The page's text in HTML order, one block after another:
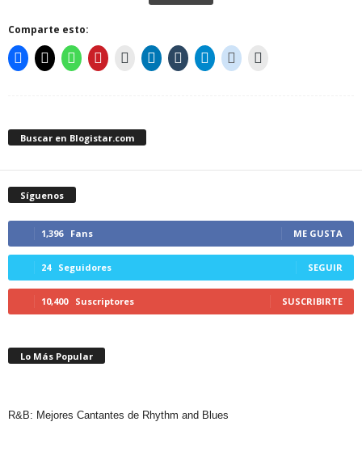
Comparte esto:
Buscar en Blogistar.com
Síguenos
1,396 Fans ME GUSTA
24 Seguidores SEGUIR
10,400 Suscriptores SUSCRIBIRTE
Lo Más Popular
R&B: Mejores Cantantes de Rhythm and Blues